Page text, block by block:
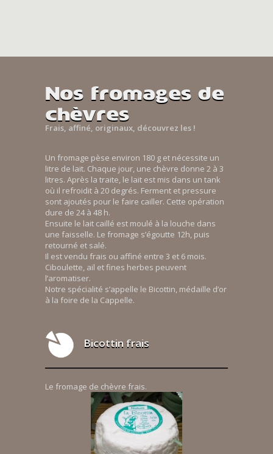
Nos fromages de
chèvres
Frais, affiné, originaux, découvrez les !
Un fromage pèse environ 180 g et nécessite un
litre de lait. Chaque jour, une chèvre donne 2 à 3
litres. Après la traite, le lait est mis dans un tank
où il refroidit à 20 degrés. Ferment et pressure
sont ajoutés pour le faire cailler. Cette opération
dure de 24 à 48 h.
Ensuite le lait caillé est moulé à la louche dans
une faisselle. Le fromage s’égoutte 12h, puis
retourné et salé.
Il est vendu frais ou affiné entre 3 et 6 mois.
Ciboulette, ail et fines herbes peuvent
l’aromatiser.
Notre spécialité s’appelle le Bicottin, médaille d’or
à la foire de la Cappelle.
Bicottin frais
Le fromage de chèvre frais.